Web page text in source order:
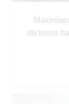
décisions